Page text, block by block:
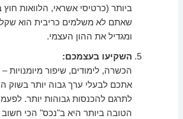
ביותר (כרטיסי אשראי, הלוואות
שאתם לא משלמים כריבית הוא
ומגדיל את ההון העצמי.
השקיעו בעצמכם:
הכשרה, לימודים, שיפור מיומנויות
אתכם לבעלי ערך גבוה יותר בשוק
לתרגם להכנסות גבוהות יותר.
הטובה ביותר היא ב"נכס" הכי